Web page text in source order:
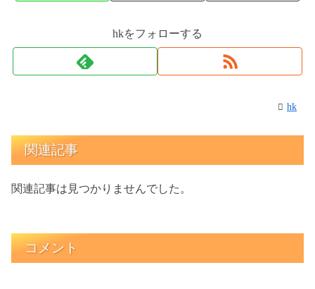
hkをフォローする
hk
関連記事
関連記事は見つかりませんでした。
コメント